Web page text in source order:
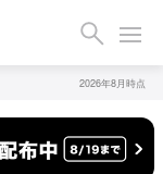
2026年8月時点